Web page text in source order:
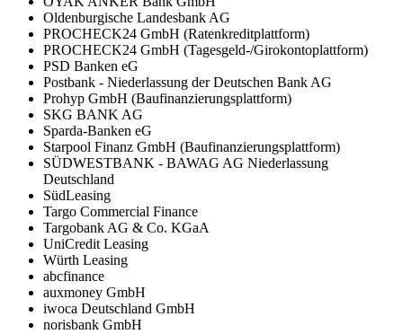
Oldenburgische Landesbank AG
PROCHECK24 GmbH (Ratenkreditplattform)
PROCHECK24 GmbH (Tagesgeld-/Girokontoplattform)
PSD Banken eG
Postbank - Niederlassung der Deutschen Bank AG
Prohyp GmbH (Baufinanzierungsplattform)
SKG BANK AG
Sparda-Banken eG
Starpool Finanz GmbH (Baufinanzierungsplattform)
SÜDWESTBANK - BAWAG AG Niederlassung
Deutschland
SüdLeasing
Targo Commercial Finance
Targobank AG & Co. KGaA
UniCredit Leasing
Würth Leasing
abcfinance
auxmoney GmbH
iwoca Deutschland GmbH
norisbank GmbH